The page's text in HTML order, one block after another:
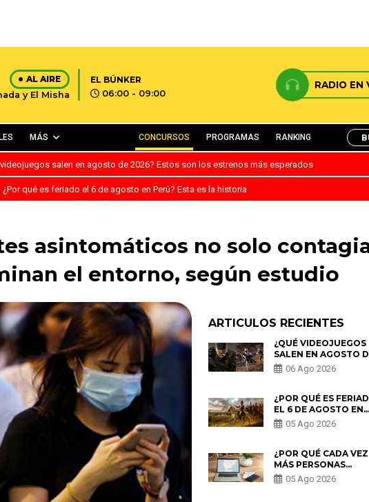
AL AIRE
y El Misha
EL BÚNKER
06:00 - 09:00
RADIO EN
MÁS CONCURSOS PROGRAMAS RANKING
videojuegos salen en agosto de 2026? Estos son los estrenos más esperados
¿Por qué es feriado el 6 de agosto en Perú? Esta es la historia
asintomáticos no solo
el entorno, según estudio
ARTICULOS RECIENTES
¿QUÉ VIDEOJUEGOS
SALEN EN AGOSTO
2026? ESTOS SON
ESTRENOS MÁS
06 Ago 2026
¿POR QUÉ ES
EL 6 DE AGOSTO EN
PERÚ? ESTA ES LA
HISTORIA
05 Ago 2026
¿POR QUÉ CADA VEZ
MÁS PERSONAS
UTILIZAN UNA VPN
PARA PROTEGER SU
05 Ago 2026